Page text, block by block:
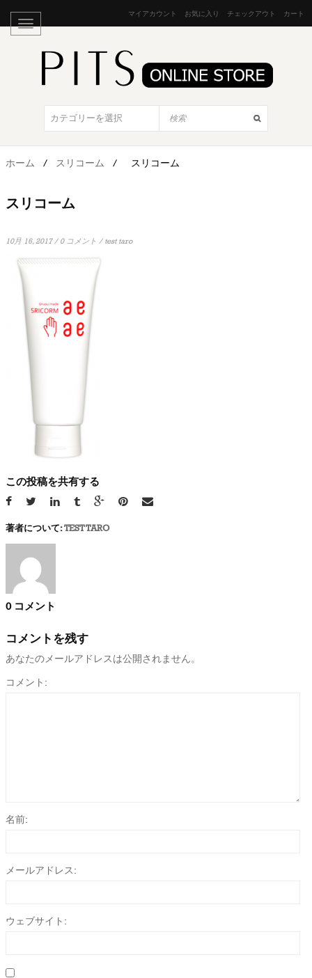
マイアカウント お気に入り チェックアウト カート
ホーム / スリコーム / スリコーム
スリコーム
10月 16, 2017 /0 コメント /test taro
この投稿を共有する
著者について:TEST TARO
0 コメント
コメントを残す
あなたのメールアドレスは公開されません。
コメント:
名前:
メールアドレス:
ウェブサイト: